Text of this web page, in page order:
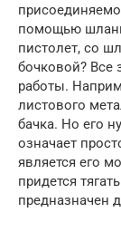
помощью
пистолет, со
бочковой? Все
работы.
листового
бачка. Но его
означает
является его
придется
предназначен